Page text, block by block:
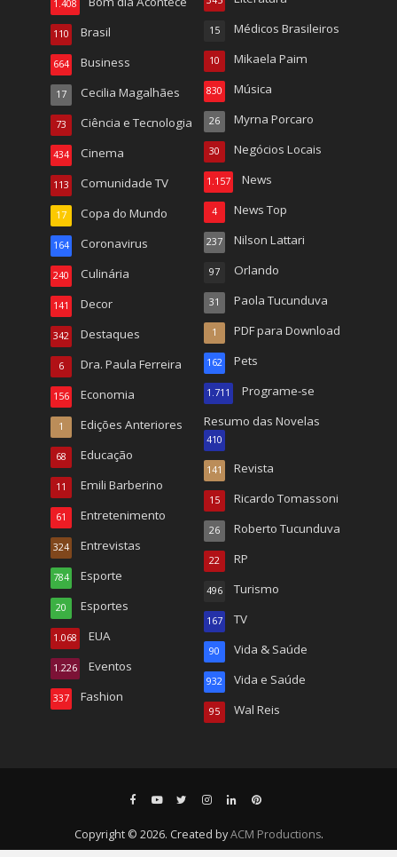
1.408
Brasil
110
Business
664
Cecilia Magalhães
17
Ciência e Tecnologia
73
Cinema
434
Comunidade TV
113
Copa do Mundo
17
Coronavirus
164
Culinária
240
Decor
141
Destaques
342
Dra. Paula Ferreira
6
Economia
156
Edições Anteriores
1
Educação
68
Emili Barberino
11
Entretenimento
61
Entrevistas
324
Esporte
784
Esportes
20
EUA
1.068
Eventos
1.226
Fashion
337
Médicos Brasileiros
15
Mikaela Paim
10
Música
830
Myrna Porcaro
26
Negócios Locais
30
News
1.157
News Top
4
Nilson Lattari
237
Orlando
97
Paola Tucunduva
31
PDF para Download
1
Pets
162
Programe-se
1.711
Resumo das Novelas
410
Revista
141
Ricardo Tomassoni
15
Roberto Tucunduva
26
RP
22
Turismo
496
TV
167
Vida & Saúde
90
Vida e Saúde
932
Wal Reis
95
Copyright © 2026. Created byACM Productions.